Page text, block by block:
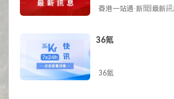
香港一站通·新聞|最新
36氪
36氪